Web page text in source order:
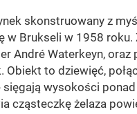
skonstruowany z
w Brukseli w 1958 roku.
André Waterkeyn, oraz
Obiekt to dziewięć,
sięgają wysokości
cząsteczkę żelaza